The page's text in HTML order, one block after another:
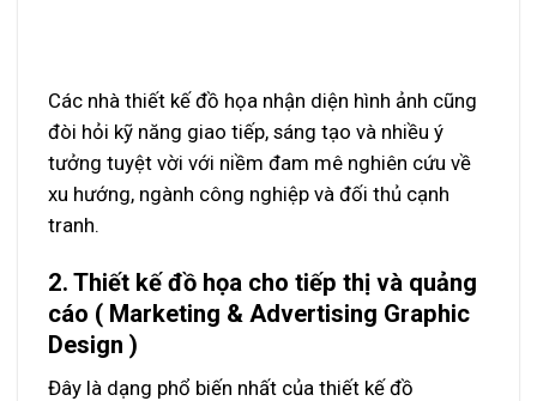
Các nhà thiết kế đồ họa nhận diện hình ảnh cũng
đòi hỏi kỹ năng giao tiếp, sáng tạo và nhiều ý
tưởng tuyệt vời với niềm đam mê nghiên cứu về
xu hướng, ngành công nghiệp và đối thủ cạnh
tranh.
2. Thiết kế đồ họa cho tiếp thị và quảng
cáo ( Marketing & Advertising Graphic
Design )
Đây là dạng phổ biến nhất của thiết kế đồ